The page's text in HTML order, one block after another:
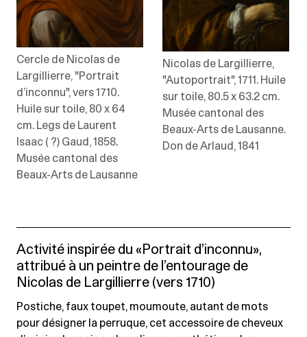
Cercle de Nicolas de
Largillierre, "Portrait
d’inconnu", vers 1710.
Huile sur toile, 80 x 64
cm. Legs de Laurent
Isaac ( ?) Gaud, 1858.
Musée cantonal des
Beaux-Arts de Lausanne
Nicolas de Largillierre,
"Autoportrait", 1711. Huile
sur toile, 80.5 x 63.2 cm.
Musée cantonal des
Beaux-Arts de Lausanne.
Don de Arlaud, 1841
Activité inspirée du «Portrait d’inconnu»,
attribué à un peintre de l’entourage de
Nicolas de Largillierre (vers 1710)
Postiche, faux toupet, moumoute, autant de mots
pour désigner la perruque, cet accessoire de cheveux